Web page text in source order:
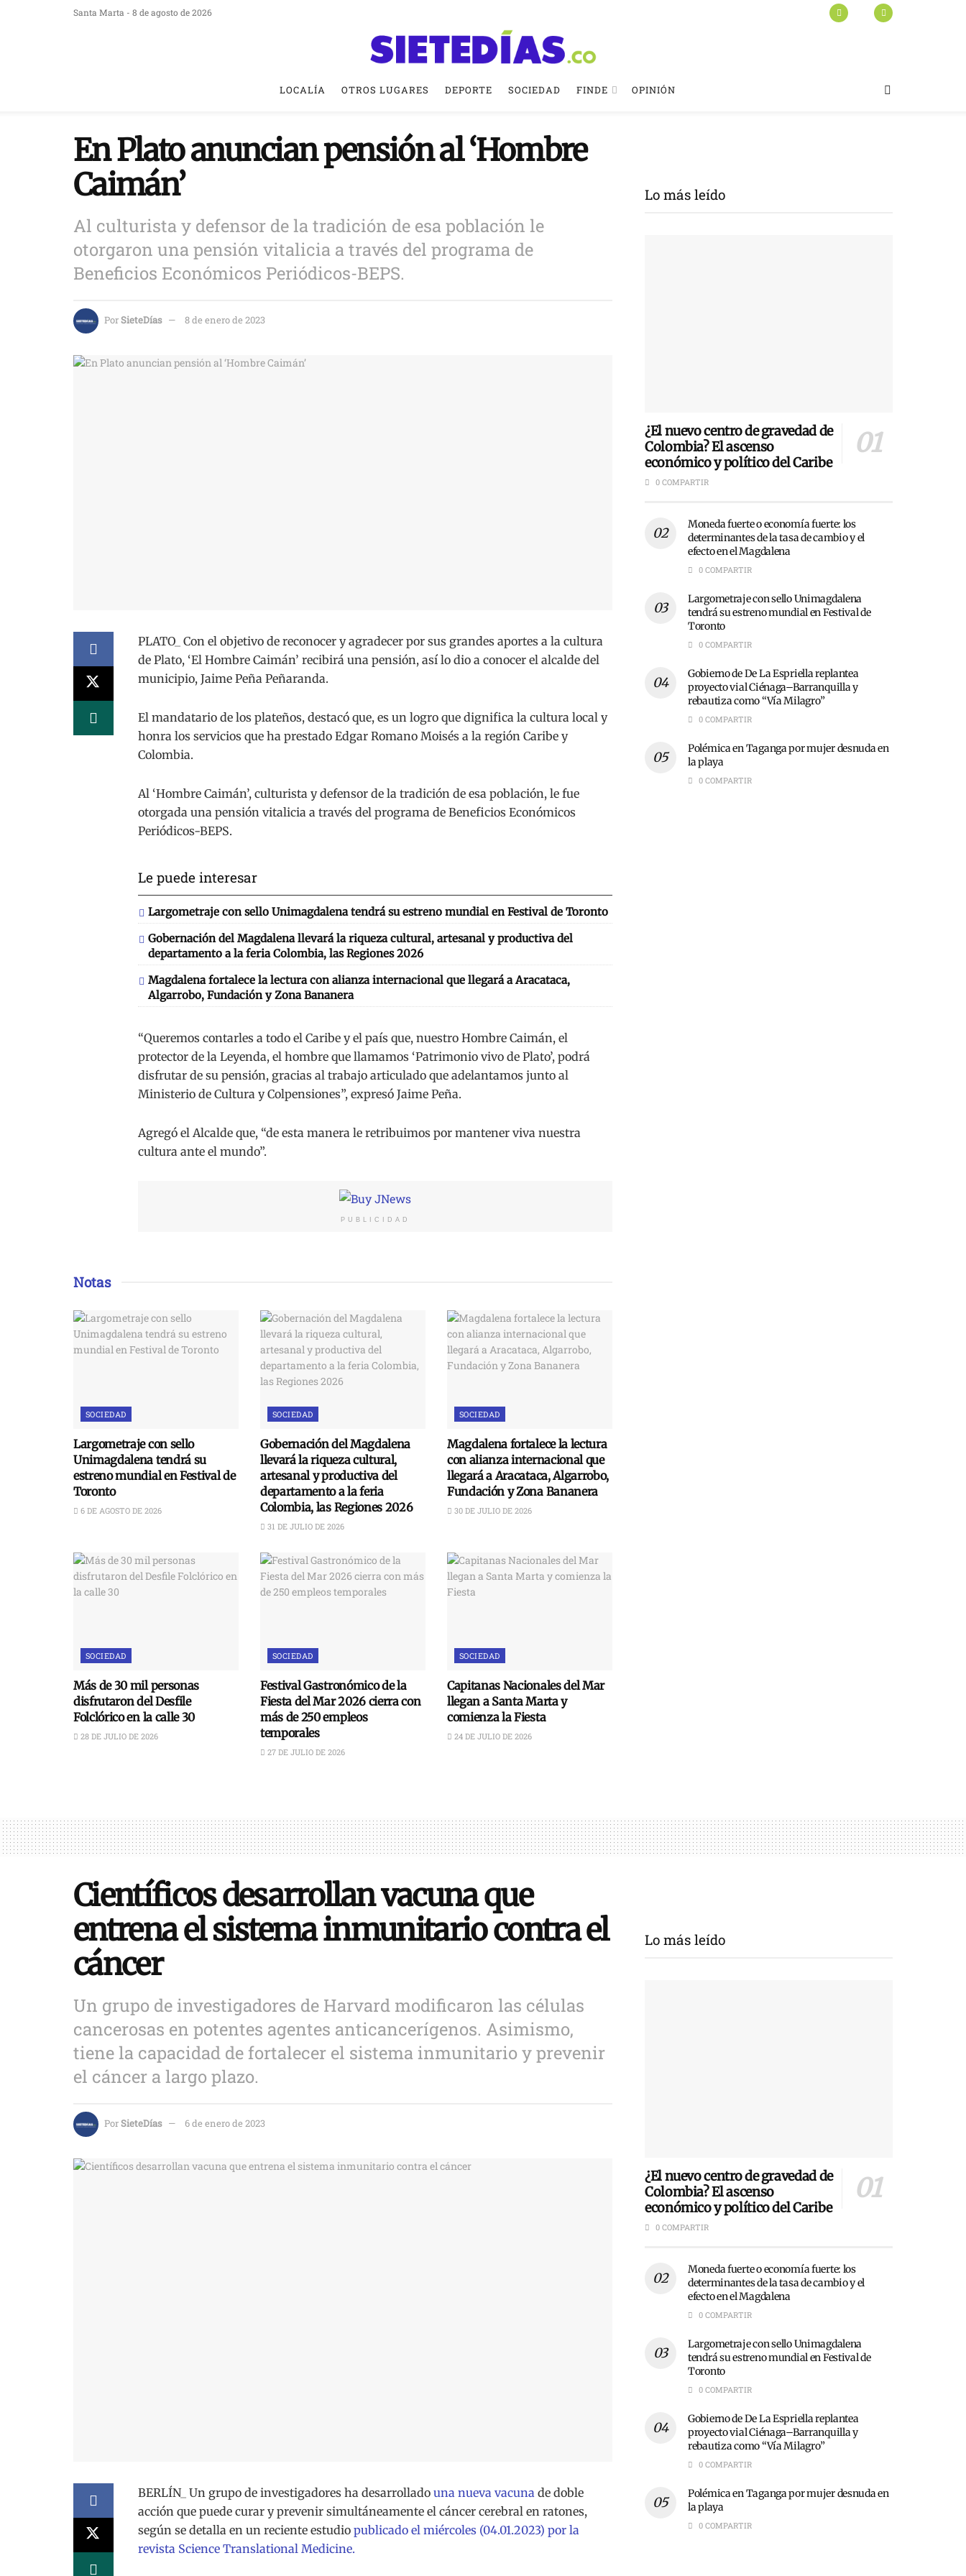
Santa Marta - 8 de agosto de 2026
LOCALÍA OTROS LUGARES DEPORTE SOCIEDAD FINDE OPINIÓN
En Plato anuncian pensión al ‘Hombre
Caimán’
Al culturista y defensor de la tradición de esa población le
otorgaron una pensión vitalicia a través del programa de
Beneficios Económicos Periódicos-BEPS.
PorSieteDías 8 de enero de 2023
PLATO_ Con el objetivo de reconocer y agradecer por sus grandes aportes a la cultura
de Plato, ‘El Hombre Caimán’ recibirá una pensión, así lo dio a conocer el alcalde del
municipio, Jaime Peña Peñaranda.
El mandatario de los plateños, destacó que, es un logro que dignifica la cultura local y
honra los servicios que ha prestado Edgar Romano Moisés a la región Caribe y
Colombia.
Al ‘Hombre Caimán’, culturista y defensor de la tradición de esa población, le fue
otorgada una pensión vitalicia a través del programa de Beneficios Económicos
Periódicos-BEPS.
Le puede interesar
Largometraje con sello Unimagdalena tendrá su estreno mundial en Festival de Toronto
Gobernación del Magdalena llevará la riqueza cultural, artesanal y productiva del
departamento a la feria Colombia, las Regiones 2026
Magdalena fortalece la lectura con alianza internacional que llegará a Aracataca,
Algarrobo, Fundación y Zona Bananera
“Queremos contarles a todo el Caribe y el país que, nuestro Hombre Caimán, el
protector de la Leyenda, el hombre que llamamos ‘Patrimonio vivo de Plato’, podrá
disfrutar de su pensión, gracias al trabajo articulado que adelantamos junto al
Ministerio de Cultura y Colpensiones”, expresó Jaime Peña.
Agregó el Alcalde que, “de esta manera le retribuimos por mantener viva nuestra
cultura ante el mundo”.
PUBLICIDAD
Notas
SOCIEDAD
Largometraje con sello
Unimagdalena tendrá su
estreno mundial en Festival de
Toronto
6 DE AGOSTO DE 2026
SOCIEDAD
Gobernación del Magdalena
llevará la riqueza cultural,
artesanal y productiva del
departamento a la feria
Colombia, las Regiones 2026
31 DE JULIO DE 2026
SOCIEDAD
Magdalena fortalece la lectura
con alianza internacional que
llegará a Aracataca, Algarrobo,
Fundación y Zona Bananera
30 DE JULIO DE 2026
SOCIEDAD
Más de 30 mil personas
disfrutaron del Desfile
Folclórico en la calle 30
28 DE JULIO DE 2026
SOCIEDAD
Festival Gastronómico de la
Fiesta del Mar 2026 cierra con
más de 250 empleos
temporales
27 DE JULIO DE 2026
SOCIEDAD
Capitanas Nacionales del Mar
llegan a Santa Marta y
comienza la Fiesta
24 DE JULIO DE 2026
Lo más leído
¿El nuevo centro de gravedad de
Colombia? El ascenso
económico y político del Caribe
0 COMPARTIR
Moneda fuerte o economía fuerte: los
determinantes de la tasa de cambio y el
efecto en el Magdalena
0 COMPARTIR
Largometraje con sello Unimagdalena
tendrá su estreno mundial en Festival de
Toronto
0 COMPARTIR
Gobierno de De La Espriella replantea
proyecto vial Ciénaga–Barranquilla y
rebautiza como “Vía Milagro”
0 COMPARTIR
Polémica en Taganga por mujer desnuda en
la playa
0 COMPARTIR
Científicos desarrollan vacuna que
entrena el sistema inmunitario contra el
cáncer
Un grupo de investigadores de Harvard modificaron las células
cancerosas en potentes agentes anticancerígenos. Asimismo,
tiene la capacidad de fortalecer el sistema inmunitario y prevenir
el cáncer a largo plazo.
PorSieteDías 6 de enero de 2023
BERLÍN_ Un grupo de investigadores ha desarrollado una nueva vacuna de doble
acción que puede curar y prevenir simultáneamente el cáncer cerebral en ratones,
según se detalla en un reciente estudio publicado el miércoles (04.01.2023) por la
revista Science Translational Medicine.
Lo más leído
¿El nuevo centro de gravedad de
Colombia? El ascenso
económico y político del Caribe
0 COMPARTIR
Moneda fuerte o economía fuerte: los
determinantes de la tasa de cambio y el
efecto en el Magdalena
0 COMPARTIR
Largometraje con sello Unimagdalena
tendrá su estreno mundial en Festival de
Toronto
0 COMPARTIR
Gobierno de De La Espriella replantea
proyecto vial Ciénaga–Barranquilla y
rebautiza como “Vía Milagro”
0 COMPARTIR
Polémica en Taganga por mujer desnuda en
la playa
0 COMPARTIR